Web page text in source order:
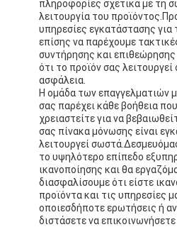
πληροφορίες σχετικά με τη
λειτουργία του
υπηρεσίες εγκατάστασης
επίσης να παρέχουμε
συντήρησης και
ότι το προϊόν σας
ασφάλεια.
Η ομάδα των επαγγελματιών
σας παρέχει κάθε βοήθεια
χρειαστείτε για να
σας πίνακα μόνωσης είναι
λειτουργεί
το υψηλότερο επίπεδο
ικανοποίησης και θα
διασφαλίσουμε ότι είστε
προϊόντα και τις υπηρεσίες
οποιεσδήποτε ερωτήσεις ή
διστάσετε να επικοινωνήσετε